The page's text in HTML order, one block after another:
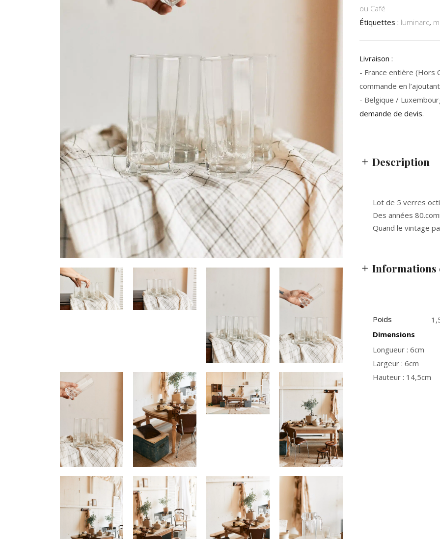
ou Café
Étiquettes : luminarc,
Livraison :
- France entière (Hors
commande en
- Belgique /
demande de devis.
Description
Lot de 5 verres
Des années
Quand le vintage
Informations
Poids
Dimensions
Longueur : 6cm
Largeur : 6cm
Hauteur : 14,5cm